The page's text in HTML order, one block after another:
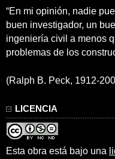
“En mi opinión, nadie
buen investigador, un
ingeniería civil a menos
problemas de los
(Ralph B. Peck, 1912-
LICENCIA
Esta obra está bajo una